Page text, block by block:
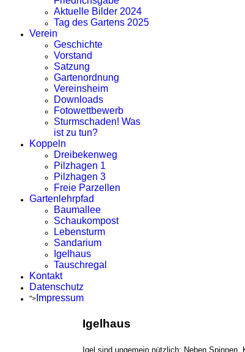
Aktuelle Bilder 2024
Tag des Gartens 2025
Verein
Geschichte
Vorstand
Satzung
Gartenordnung
Vereinsheim
Downloads
Fotowettbewerb
Sturmschaden! Was
ist zu tun?
Koppeln
Dreibekenweg
Pilzhagen 1
Pilzhagen 3
Freie Parzellen
Gartenlehrpfad
Baumallee
Schaukompost
Lebensturm
Sandarium
Igelhaus
Tauschregal
Kontakt
Datenschutz
"> Impressum
Igelhaus
Igel sind ungemein nützlich: Neben